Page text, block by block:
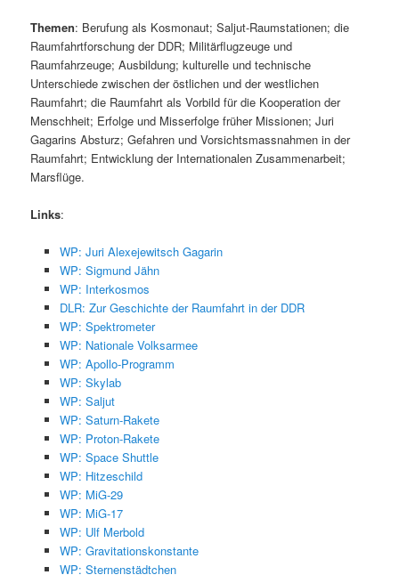
Themen: Berufung als Kosmonaut; Saljut-Raumstationen; die
Raumfahrtforschung der DDR; Militärflugzeuge und
Raumfahrzeuge; Ausbildung; kulturelle und technische
Unterschiede zwischen der östlichen und der westlichen
Raumfahrt; die Raumfahrt als Vorbild für die Kooperation der
Menschheit; Erfolge und Misserfolge früher Missionen; Juri
Gagarins Absturz; Gefahren und Vorsichtsmassnahmen in der
Raumfahrt; Entwicklung der Internationalen Zusammenarbeit;
Marsflüge.
Links:
WP: Juri Alexejewitsch Gagarin
WP: Sigmund Jähn
WP: Interkosmos
DLR: Zur Geschichte der Raumfahrt in der DDR
WP: Spektrometer
WP: Nationale Volksarmee
WP: Apollo-Programm
WP: Skylab
WP: Saljut
WP: Saturn-Rakete
WP: Proton-Rakete
WP: Space Shuttle
WP: Hitzeschild
WP: MiG-29
WP: MiG-17
WP: Ulf Merbold
WP: Gravitationskonstante
WP: Sternenstädtchen